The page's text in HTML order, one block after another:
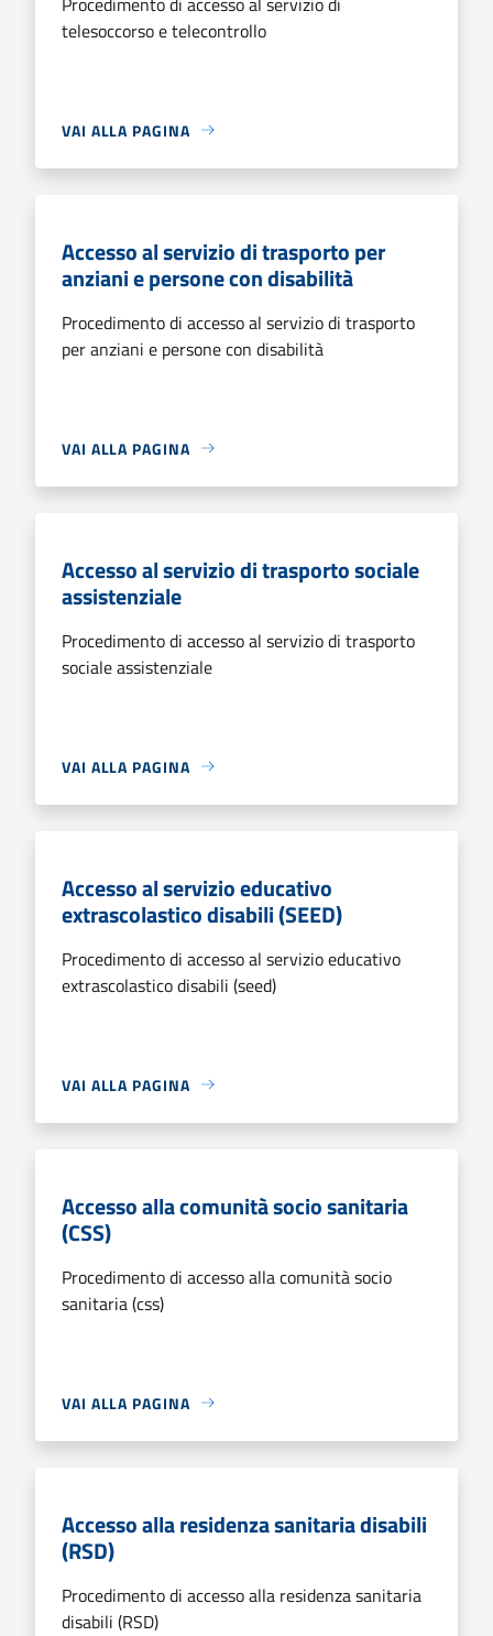
telesoccorso e telecontrollo
VAI ALLA PAGINA
Accesso al servizio di trasporto per
anziani e persone con disabilità
Procedimento di accesso al servizio di trasporto
per anziani e persone con disabilità
VAI ALLA PAGINA
Accesso al servizio di trasporto sociale
assistenziale
Procedimento di accesso al servizio di trasporto
sociale assistenziale
VAI ALLA PAGINA
Accesso al servizio educativo
extrascolastico disabili (SEED)
Procedimento di accesso al servizio educativo
extrascolastico disabili (seed)
VAI ALLA PAGINA
Accesso alla comunità socio sanitaria
(CSS)
Procedimento di accesso alla comunità socio
sanitaria (css)
VAI ALLA PAGINA
Accesso alla residenza sanitaria disabili
(RSD)
Procedimento di accesso alla residenza sanitaria
disabili (RSD)